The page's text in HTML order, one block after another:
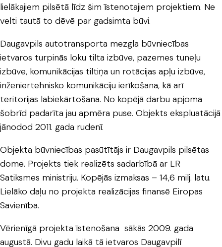
lielākajiem pilsētā līdz šim īstenotajiem projektiem. Ne
velti tautā to dēvē par gadsimta būvi.
Daugavpils autotransporta mezgla būvniecības
ietvaros turpinās loku tilta izbūve, pazemes tuneļu
izbūve, komunikācijas tiltiņa un rotācijas apļu izbūve,
inženiertehnisko komunikāciju ierīkošana, kā arī
teritorijas labiekārtošana. No kopējā darbu apjoma
šobrīd padarīta jau apmēra puse. Objekts ekspluatācijā
jānodod 2011. gada rudenī.
Objekta būvniecības pasūtītājs ir Daugavpils pilsētas
dome. Projekts tiek realizēts sadarbībā ar LR
Satiksmes ministriju. Kopējās izmaksas – 14,6 milj. latu.
Lielāko daļu no projekta realizācijas finansē Eiropas
Savienība.
Vērienīgā projekta īstenošana sākās 2009. gada
augustā. Divu gadu laikā tā ietvaros Daugavpilī